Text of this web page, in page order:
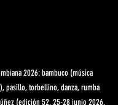
2026: bambuco (música
pasillo, torbellino, danza, rumba
(edición 52, 25-28 junio 2026,